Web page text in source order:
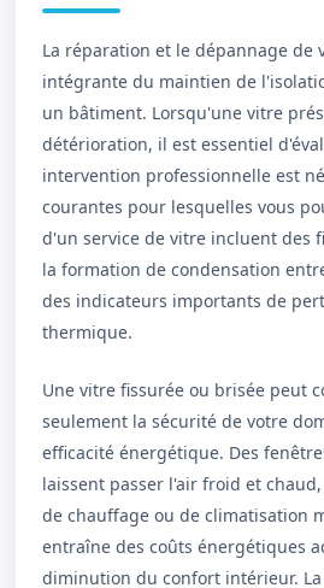
La réparation et le dépannage de
intégrante du maintien de
un bâtiment. Lorsqu'une vitre
détérioration, il est essentiel
intervention professionnelle est
courantes pour lesquelles vous
d'un service de vitre incluent des
la formation de condensation
des indicateurs importants de
thermique.
Une vitre fissurée ou brisée peut
seulement la sécurité de votre
efficacité énergétique. Des
laissent passer l'air froid et
de chauffage ou de climatisation
entraîne des coûts énergétiques
diminution du confort intérieur.